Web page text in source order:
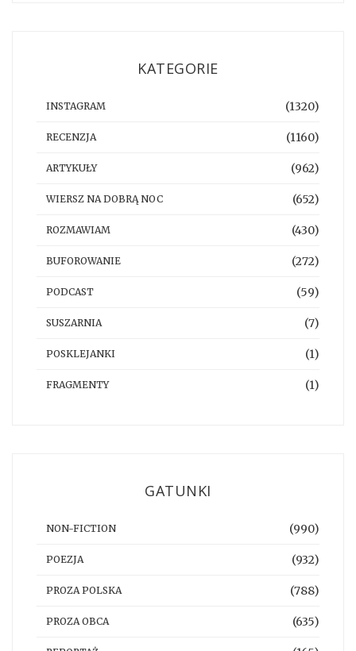
KATEGORIE
INSTAGRAM (1320)
RECENZJA (1160)
ARTYKUŁY (962)
WIERSZ NA DOBRĄ NOC (652)
ROZMAWIAM (430)
BUFOROWANIE (272)
PODCAST (59)
SUSZARNIA (7)
POSKLEJANKI (1)
FRAGMENTY (1)
GATUNKI
NON-FICTION (990)
POEZJA (932)
PROZA POLSKA (788)
PROZA OBCA (635)